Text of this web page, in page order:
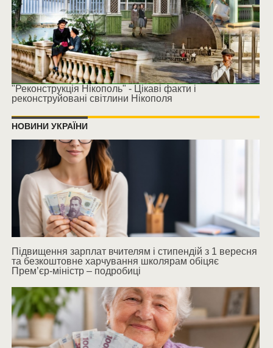
"Реконструкція Нікополь" - Цікаві факти і
реконструйовані світлини Нікополя
НОВИНИ УКРАЇНИ
Підвищення зарплат вчителям і стипендій з 1 вересня
та безкоштовне харчування школярам обіцяє
Прем’єр-міністр – подробиці